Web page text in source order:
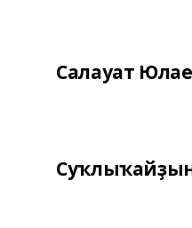
Салауат